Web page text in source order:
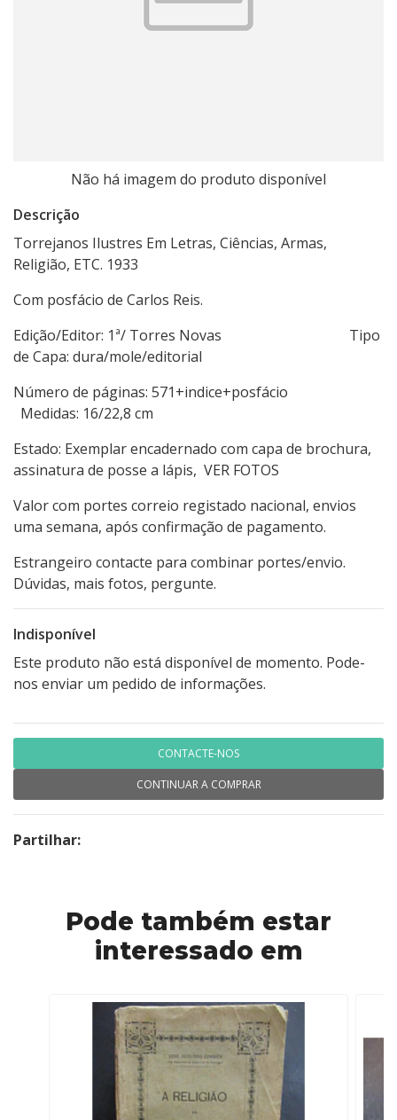
Não há imagem do produto disponível
Descrição
Torrejanos Ilustres Em Letras, Ciências, Armas,
Religião, ETC. 1933
Com posfácio de Carlos Reis.
Edição/Editor: 1ª/ Torres Novas Tipo
de Capa: dura/mole/editorial
Número de páginas: 571+indice+posfácio
Medidas: 16/22,8 cm
Estado: Exemplar encadernado com capa de brochura,
assinatura de posse a lápis, VER FOTOS
Valor com portes correio registado nacional, envios
uma semana, após confirmação de pagamento.
Estrangeiro contacte para combinar portes/envio.
Dúvidas, mais fotos, pergunte.
Indisponível
Este produto não está disponível de momento. Pode-
nos enviar um pedido de informações.
CONTACTE-NOS
CONTINUAR A COMPRAR
Partilhar:
Pode também estar
interessado em